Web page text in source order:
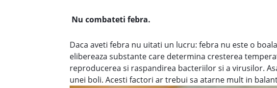
Nu combateti febra.
Daca aveti febra nu uitati un lucru: febra nu este o
elibereaza substante care determina cresterea
reproducerea si raspandirea bacteriilor si a virusilor.
unei boli. Acesti factori ar trebui sa atarne mult in